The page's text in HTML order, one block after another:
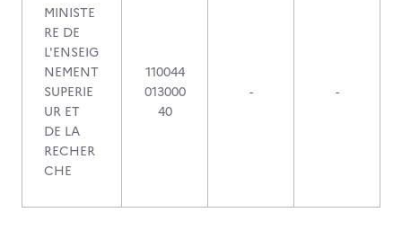
MINISTE
RE DE
L'ENSEIG
NEMENT
SUPERIE
UR ET
DE LA
RECHER
CHE
110044
013000
40
- -